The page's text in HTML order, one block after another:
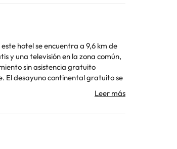
y una televisión en la zona común,
sin asistencia gratuito
El desayuno continental gratuito se